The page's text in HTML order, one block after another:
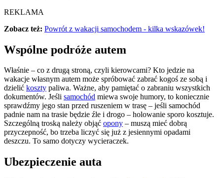
REKLAMA
Zobacz też: Powrót z wakacji samochodem - kilka wskazówek!
Wspólne podróże autem
Właśnie – co z drugą stroną, czyli kierowcami? Kto jedzie na
wakacje własnym autem może spróbować zabrać kogoś ze sobą i
dzielić koszty paliwa. Ważne, aby pamiętać o zabraniu wszystkich
dokumentów. Jeśli samochód miewa swoje humory, to koniecznie
sprawdźmy jego stan przed ruszeniem w trasę – jeśli samochód
padnie nam na trasie będzie źle i drogo – holowanie sporo kosztuje.
Szczególną troską należy objąć opony – muszą mieć dobrą
przyczepność, bo trzeba liczyć się już z jesiennymi opadami
deszczu. To samo dotyczy wycieraczek.
Ubezpieczenie auta